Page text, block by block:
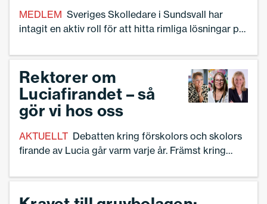
MEDLEM Sveriges Skolledare i Sundsvall har
intagit en aktiv roll för att hitta rimliga lösningar på
Rektorer om
Luciafirandet – så
gör vi hos oss
AKTUELLT Debatten kring förskolors och skolors
firande av Lucia går varm varje år. Främst kring